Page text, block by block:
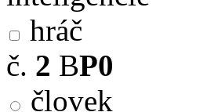
hráč
č. 2 BP0
človek